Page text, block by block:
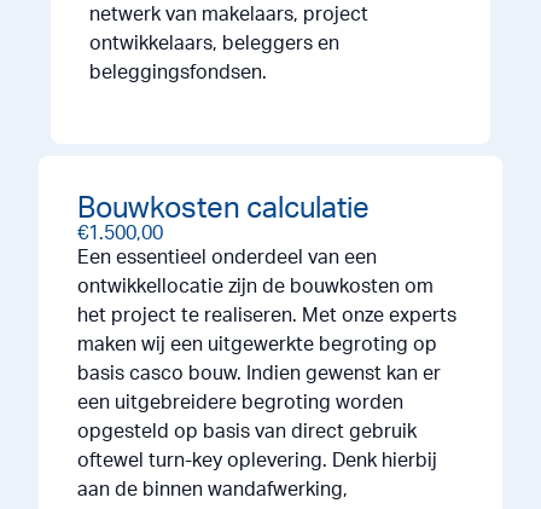
netwerk van makelaars, project
ontwikkelaars, beleggers en
beleggingsfondsen.
Bouwkosten calculatie
€1.500,00
Een essentieel onderdeel van een
ontwikkellocatie zijn de bouwkosten om
het project te realiseren. Met onze experts
maken wij een uitgewerkte begroting op
basis casco bouw. Indien gewenst kan er
een uitgebreidere begroting worden
opgesteld op basis van direct gebruik
oftewel turn-key oplevering. Denk hierbij
aan de binnen wandafwerking,